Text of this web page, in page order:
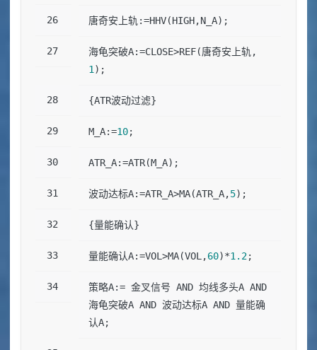
唐奇安上轨:=HHV(HIGH,N_A);
海龟突破A:=CLOSE>REF(唐奇安上轨,
1 );
{ATR波动过滤}
M_A:=10;
ATR_A:=ATR(M_A);
波动达标A:=ATR_A>MA(ATR_A,5);
{量能确认}
量能确认A:=VOL>MA(VOL,60)*1.2;
策略A:= 金叉信号 AND 均线多头A AND
海龟突破A AND 波动达标A AND 量能确
认A;